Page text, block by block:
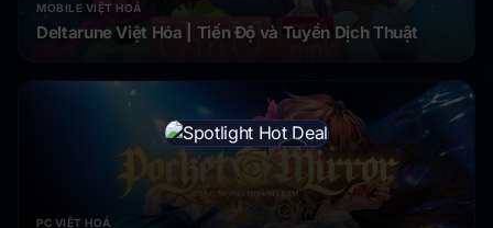
MOBILE VIỆT HOÁ
Deltarune Việt Hóa | Tiến Độ và Tuyển Dịch Thuật
PC VIỆT HOÁ
×